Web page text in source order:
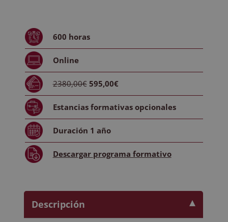
en
Privada
Perito
cantidad
600 horas
Online
2380,00€ 595,00€
Estancias formativasopcionales
Duración 1 año
Descargar programa formativo
Descripción